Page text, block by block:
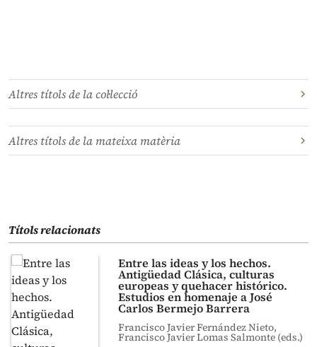
Altres títols de la col·lecció
Altres títols de la mateixa matèria
Títols relacionats
Entre las ideas y los hechos.
Antigüedad Clásica, culturas
europeas y quehacer histórico.
Estudios en homenaje a José
Carlos Bermejo Barrera
Francisco Javier Fernández Nieto,
Francisco Javier Lomas Salmonte (eds.)